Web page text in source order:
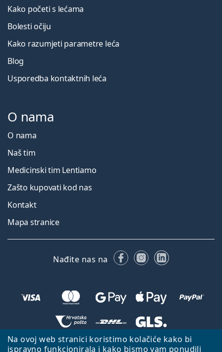
Na ovoj web stranici koristimo kolačiće kako bi
ispravno funkcionirala i kako bismo vam ponudili
Kako početi s lećama
Bolesti očiju
Kako razumjeti parametre leća
Blog
Usporedba kontaktnih leća
O nama
O nama
Naš tim
Medicinski tim Lentiamo
Zašto kupovati kod nas
Kontakt
Mapa stranice
Nađite nas na FacebookuInstagramu
LinkedIn
Natrag na početnu stranicu Idi gore